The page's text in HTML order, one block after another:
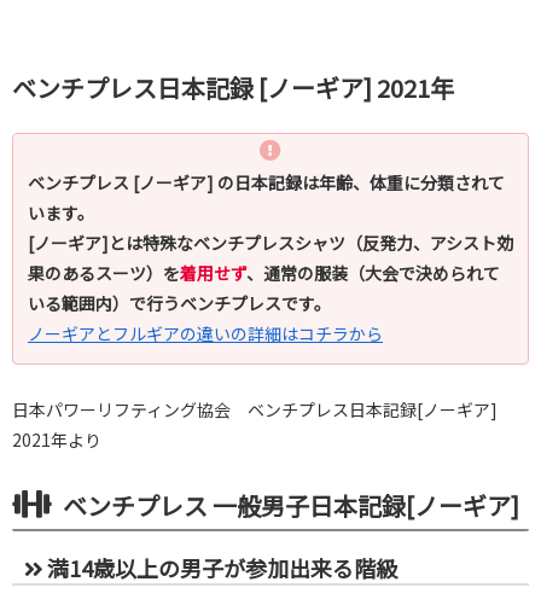
ベンチプレス日本記録 [ノーギア] 2021年
ベンチプレス [ノーギア] の日本記録は年齢、体重に分類されて
います。
[ノーギア]とは特殊なベンチプレスシャツ（反発力、アシスト効
果のあるスーツ）を着用せず、通常の服装（大会で決められて
いる範囲内）で行うベンチプレスです。
ノーギアとフルギアの違いの詳細はコチラから
日本パワーリフティング協会 ベンチプレス日本記録[ノーギア]
2021年より
ベンチプレス 一般男子日本記録[ノーギア]
満14歳以上の男子が参加出来る階級